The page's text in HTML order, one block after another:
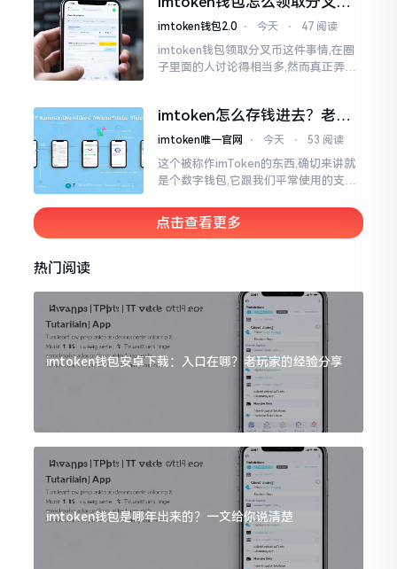
费高得主子心疼
币？老手教你避坑
imtoken钱包2.0 ⋅ 今天 ⋅ 47 阅读
imtoken钱包领取分叉币这件事情,在圈
子里面的人讨论得相当多,然而真正弄明
imtoken怎么存钱进去？老玩
家教你把钱转进钱包
imtoken唯一官网 ⋅ 今天 ⋅ 53 阅读
这个被称作imToken的东西,确切来讲就
是个数字钱包,它跟我们平常使用的支付
行“充值”。好多人在初次接触玩弄它的
时候都会陷入困惑
点击查看更多
热门阅读
imtoken钱包安卓下载：入口在哪？老玩家的经验分享
imtoken钱包是哪年出来的？一文给你说清楚